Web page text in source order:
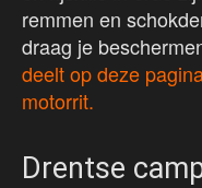
remmen en
draag je
deelt op deze
motorrit.
Drentse